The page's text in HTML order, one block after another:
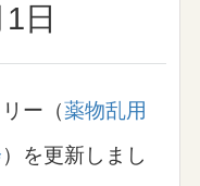
日
ー（薬物乱用
）を更新しまし